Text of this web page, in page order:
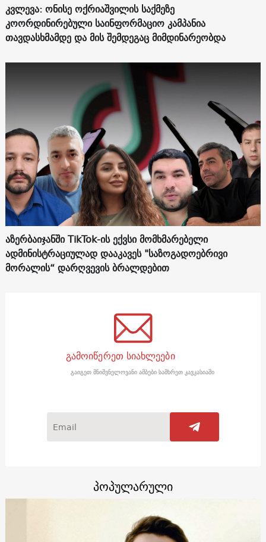
კვლევა: ონისე ოქრიაშვილის საქმეზე
კოორდინირებული საინფორმაციო კამპანია
თავდასხმამდე და მის შემდეგაც მიმდინარეობდა
აზერბაიჯანში TikTok-ის ექვსი მომხმარებელი
ადმინისტრაციულად დააკავეს "საზოგადოებრივი
მორალის“ დარღვევის ბრალდებით
გამოიწერეთ სიახლეები
გაიგეთ მნიშვნელოვანი ამბები სამხრეთ კავკასიაში
პოპულარული